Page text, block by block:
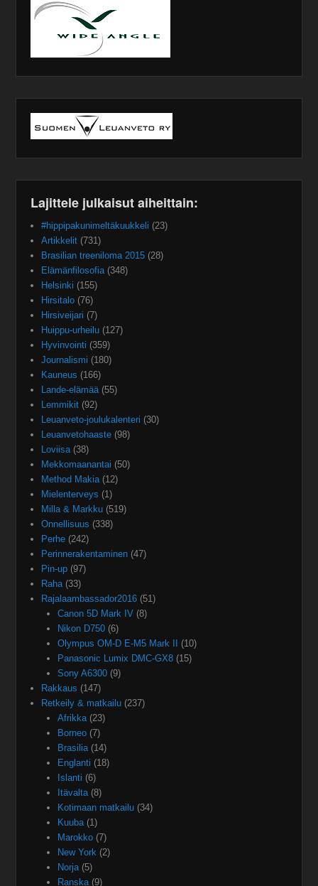
Lajittele julkaisut aiheittain:
#hippipakunimeltäkuukkeli (23)
Artikkelit (731)
Brasilian treeniloma 2015 (28)
Elämänfilosofia(348)
Helsinki (155)
Hirsitalo (76)
Hirsiveijari (7)
Huippu-urheilu (127)
Hyvinvointi (359)
Journalismi (180)
Kauneus (166)
Lande-elämää(55)
Lemmikit (92)
Leuanveto-joulukalenteri (30)
Leuanvetohaaste (98)
Loviisa(38)
Mekkomaanantai (50)
Method Makia(12)
Mielenterveys (1)
Milla & Markku (519)
Onnellisuus (338)
Perhe (242)
Perinnerakentaminen (47)
Pin-up (97)
Raha(33)
Rajalaambassador2016 (51)
Canon 5D Mark IV(8)
Nikon D750(6)
Olympus OM-D E-M5 Mark II
(10)
Panasonic Lumix DMC-GX8(15)
Sony A6300(9)
Rakkaus (147)
Retkeily & matkailu (237)
Afrikka(23)
Borneo(7)
Brasilia(14)
Englanti (18)
Islanti (6)
Itävalta(8)
Kotimaan matkailu(34)
Kuuba(1)
Marokko(7)
New York(2)
Norja(5)
Ranska(9)